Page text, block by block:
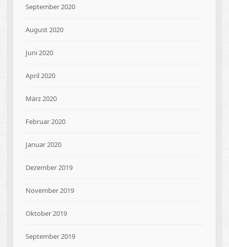
September 2020
August 2020
Juni 2020
April 2020
März 2020
Februar 2020
Januar 2020
Dezember 2019
November 2019
Oktober 2019
September 2019